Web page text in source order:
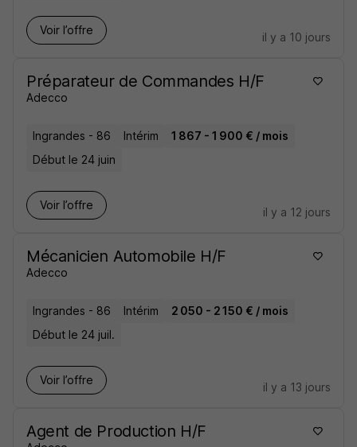
Voir l’offre
il y a 10 jours
Préparateur de Commandes H/F
Adecco
Ingrandes - 86 Intérim
1 867 - 1 900 € / mois
Début le 24 juin
Voir l’offre
il y a 12 jours
Mécanicien Automobile H/F
Adecco
Ingrandes - 86 Intérim
2 050 - 2 150 € / mois
Début le 24 juil.
Voir l’offre
il y a 13 jours
Agent de Production H/F